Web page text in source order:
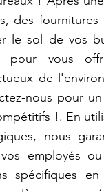
des
le sol de vos
pour vous
de
nous pour
!. En
nous
employés
spécifiques